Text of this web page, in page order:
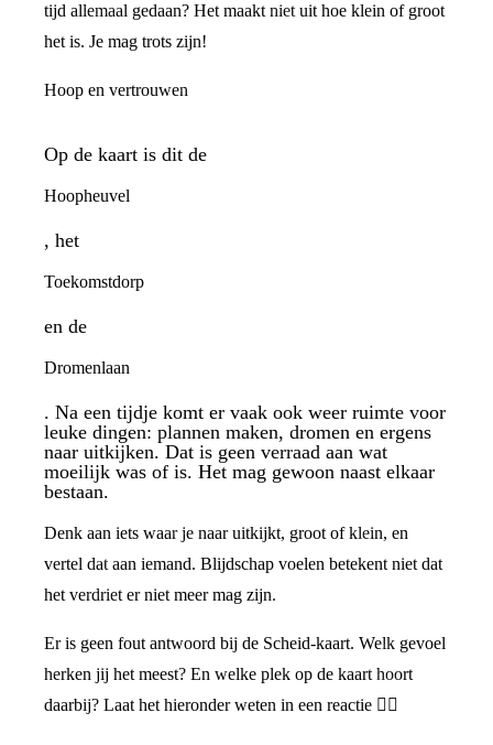
tijd allemaal gedaan? Het maakt niet uit hoe klein of groot
het is. Je mag trots zijn!
Hoop en vertrouwen
Op de kaart is dit de
Hoopheuvel
, het
Toekomstdorp
en de
Dromenlaan
. Na een tijdje komt er vaak ook weer ruimte voor
leuke dingen: plannen maken, dromen en ergens
naar uitkijken. Dat is geen verraad aan wat
moeilijk was of is. Het mag gewoon naast elkaar
bestaan.
Denk aan iets waar je naar uitkijkt, groot of klein, en
vertel dat aan iemand. Blijdschap voelen betekent niet dat
het verdriet er niet meer mag zijn.
Er is geen fout antwoord bij de Scheid-kaart. Welk gevoel
herken jij het meest? En welke plek op de kaart hoort
daarbij? Laat het hieronder weten in een reactie 👇🏼